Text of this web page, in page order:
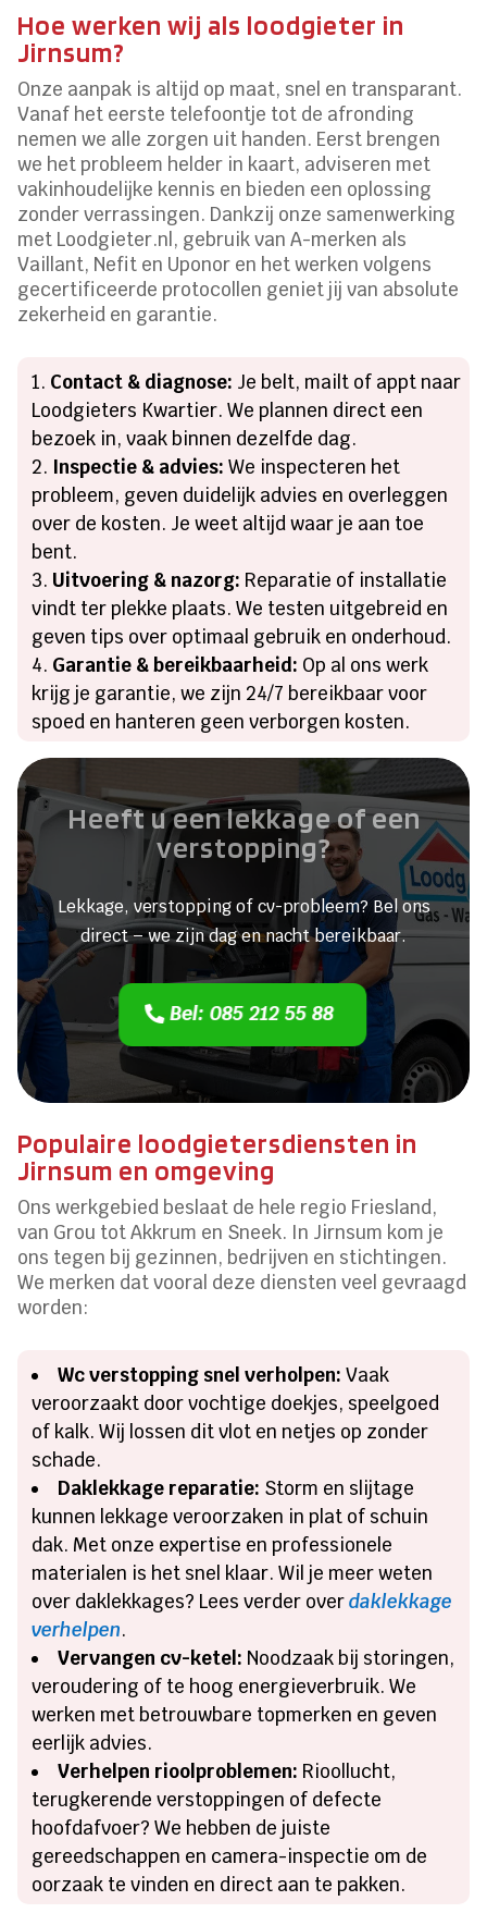
Hoe werken wij als loodgieter in
Jirnsum?
Onze aanpak is altijd op maat, snel en transparant.
Vanaf het eerste telefoontje tot de afronding
nemen we alle zorgen uit handen. Eerst brengen
we het probleem helder in kaart, adviseren met
vakinhoudelijke kennis en bieden een oplossing
zonder verrassingen. Dankzij onze samenwerking
met Loodgieter.nl, gebruik van A-merken als
Vaillant, Nefit en Uponor en het werken volgens
gecertificeerde protocollen geniet jij van absolute
zekerheid en garantie.
Contact & diagnose: Je belt, mailt of appt naar
Loodgieters Kwartier. We plannen direct een
bezoek in, vaak binnen dezelfde dag.
Inspectie & advies: We inspecteren het
probleem, geven duidelijk advies en overleggen
over de kosten. Je weet altijd waar je aan toe
bent.
Uitvoering & nazorg: Reparatie of installatie
vindt ter plekke plaats. We testen uitgebreid en
geven tips over optimaal gebruik en onderhoud.
Garantie & bereikbaarheid: Op al ons werk
krijg je garantie, we zijn 24/7 bereikbaar voor
spoed en hanteren geen verborgen kosten.
Heeft u een lekkage of een
verstopping?
Lekkage, verstopping of cv-probleem? Bel ons
direct – we zijn dag en nacht bereikbaar.
Bel: 085 212 55 88
Populaire loodgietersdiensten in
Jirnsum en omgeving
Ons werkgebied beslaat de hele regio Friesland,
van Grou tot Akkrum en Sneek. In Jirnsum kom je
ons tegen bij gezinnen, bedrijven en stichtingen.
We merken dat vooral deze diensten veel gevraagd
worden:
Wc verstopping snel verholpen: Vaak
veroorzaakt door vochtige doekjes, speelgoed
of kalk. Wij lossen dit vlot en netjes op zonder
schade.
Daklekkage reparatie: Storm en slijtage
kunnen lekkage veroorzaken in plat of schuin
dak. Met onze expertise en professionele
materialen is het snel klaar. Wil je meer weten
over daklekkages? Lees verder overdaklekkage
verhelpen.
Vervangen cv-ketel: Noodzaak bij storingen,
veroudering of te hoog energieverbruik. We
werken met betrouwbare topmerken en geven
eerlijk advies.
Verhelpen rioolproblemen: Rioollucht,
terugkerende verstoppingen of defecte
hoofdafvoer? We hebben de juiste
gereedschappen en camera-inspectie om de
oorzaak te vinden en direct aan te pakken.